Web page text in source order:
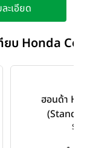
ะเอียด
ทียบ Honda
ฮอนด้า